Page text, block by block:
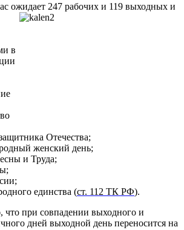
ожидает 247 рабочих и 119 выходных и
в
Отечества;
женский день;
и Труда;
единства (ст. 112 ТК РФ).
при совпадении выходного и
дней выходной день переносится на